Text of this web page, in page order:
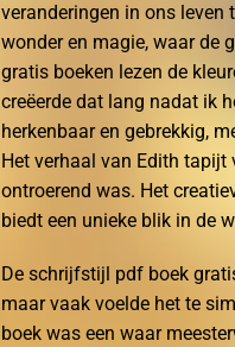
veranderingen in ons leven
wonder en magie, waar de
gratis boeken lezen de
creëerde dat lang nadat ik
herkenbaar en gebrekkig,
Het verhaal van Edith
ontroerend was. Het
biedt een unieke blik in de
De schrijfstijl pdf boek
maar vaak voelde het te
boek was een waar